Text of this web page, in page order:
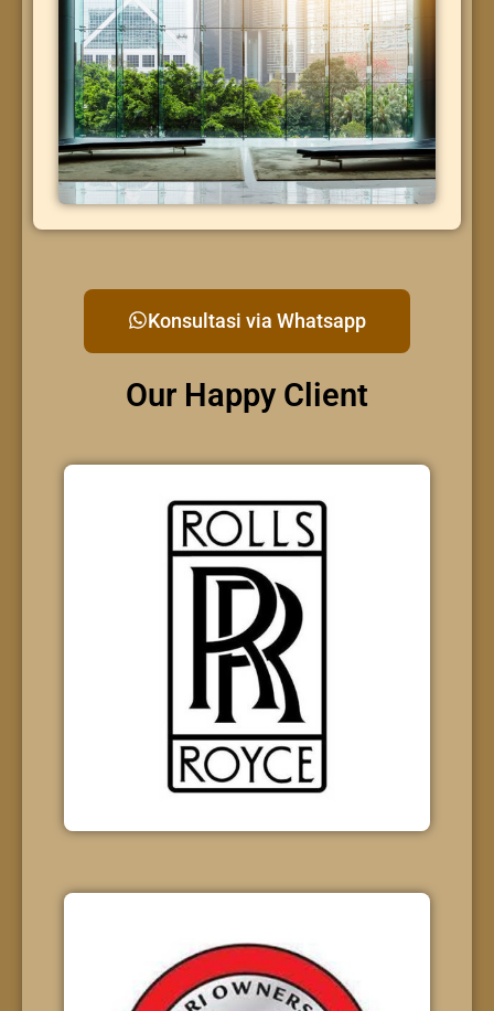
Konsultasi via Whatsapp
Our Happy Client